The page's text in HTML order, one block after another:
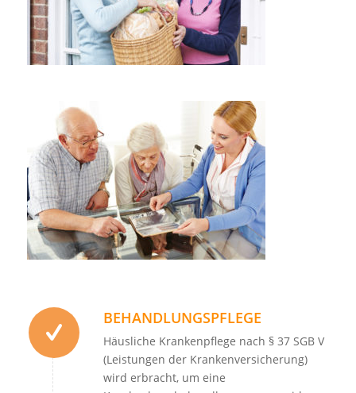
BEHANDLUNGSPFLEGE
Häusliche Krankenpflege nach § 37 SGB V
(Leistungen der Krankenversicherung)
wird erbracht, um eine